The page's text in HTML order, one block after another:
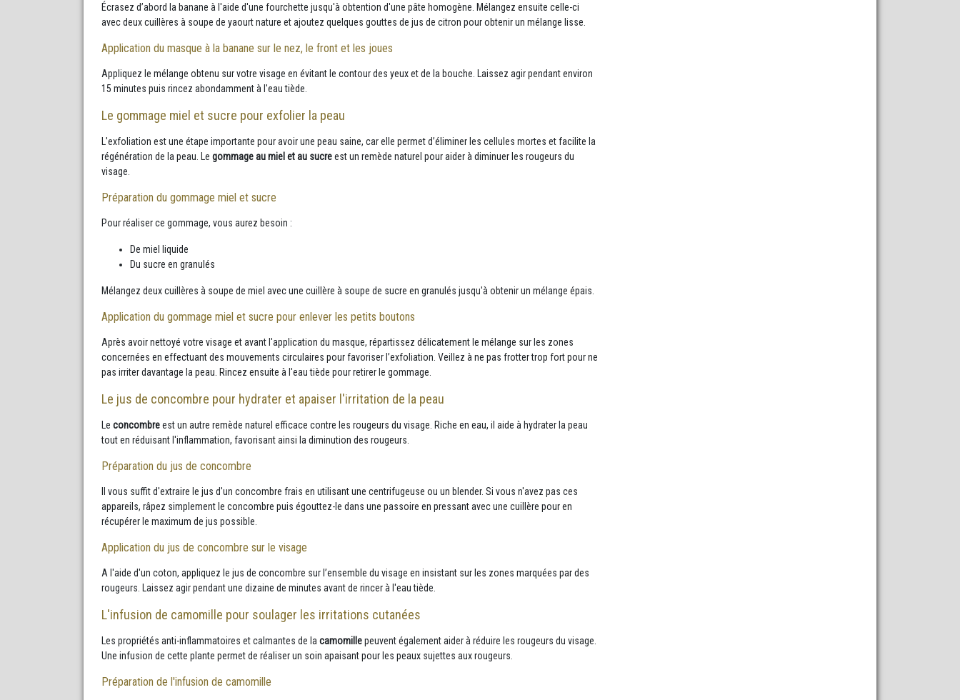
Écrasez d’abord la banane à l'aide d'une fourchette jusqu'à obtention d'une pâte homogène. Mélangez ensuite celle-ci
avec deux cuillères à soupe de yaourt nature et ajoutez quelques gouttes de jus de citron pour obtenir un mélange lisse.
Application du masque à la banane sur le nez, le front et les joues
Appliquez le mélange obtenu sur votre visage en évitant le contour des yeux et de la bouche. Laissez agir pendant environ
15 minutes puis rincez abondamment à l'eau tiède.
Le gommage miel et sucre pour exfolier la peau
L'exfoliation est une étape importante pour avoir une peau saine, car elle permet d’éliminer les cellules mortes et facilite la
régénération de la peau. Le gommage au miel et au sucreest un remède naturel pour aider à diminuer les rougeurs du
visage.
Préparation du gommage miel et sucre
Pour réaliser ce gommage, vous aurez besoin :
De miel liquide
Du sucre en granulés
Mélangez deux cuillères à soupe de miel avec une cuillère à soupe de sucre en granulés jusqu'à obtenir un mélange épais.
Application du gommage miel et sucre pour enlever les petits boutons
Après avoir nettoyé votre visage et avant l'application du masque, répartissez délicatement le mélange sur les zones
concernées en effectuant des mouvements circulaires pour favoriser l’exfoliation. Veillez à ne pas frotter trop fort pour ne
pas irriter davantage la peau. Rincez ensuite à l'eau tiède pour retirer le gommage.
Le jus de concombre pour hydrater et apaiser l'irritation de la peau
Le concombreest un autre remède naturel efficace contre les rougeurs du visage. Riche en eau, il aide à hydrater la peau
tout en réduisant l'inflammation, favorisant ainsi la diminution des rougeurs.
Préparation du jus de concombre
Il vous suffit d'extraire le jus d'un concombre frais en utilisant une centrifugeuse ou un blender. Si vous n'avez pas ces
appareils, râpez simplement le concombre puis égouttez-le dans une passoire en pressant avec une cuillère pour en
récupérer le maximum de jus possible.
Application du jus de concombre sur le visage
A l'aide d'un coton, appliquez le jus de concombre sur l’ensemble du visage en insistant sur les zones marquées par des
rougeurs. Laissez agir pendant une dizaine de minutes avant de rincer à l'eau tiède.
L'infusion de camomille pour soulager les irritations cutanées
Les propriétés anti-inflammatoires et calmantes de la camomillepeuvent également aider à réduire les rougeurs du visage.
Une infusion de cette plante permet de réaliser un soin apaisant pour les peaux sujettes aux rougeurs.
Préparation de l'infusion de camomille